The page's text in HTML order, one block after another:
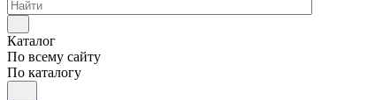
Каталог
По всему сайту
По каталогу